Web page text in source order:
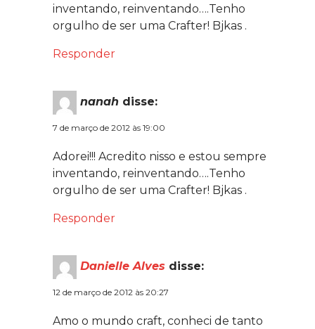
inventando, reinventando….Tenho
orgulho de ser uma Crafter! Bjkas .
Responder
nanah disse:
7 de março de 2012 às 19:00
Adorei!!! Acredito nisso e estou sempre
inventando, reinventando….Tenho
orgulho de ser uma Crafter! Bjkas .
Responder
Danielle Alves disse:
12 de março de 2012 às 20:27
Amo o mundo craft, conheci de tanto